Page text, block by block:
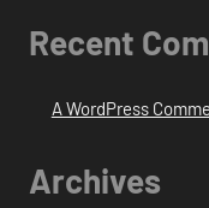
Recent
A WordPress
Archives